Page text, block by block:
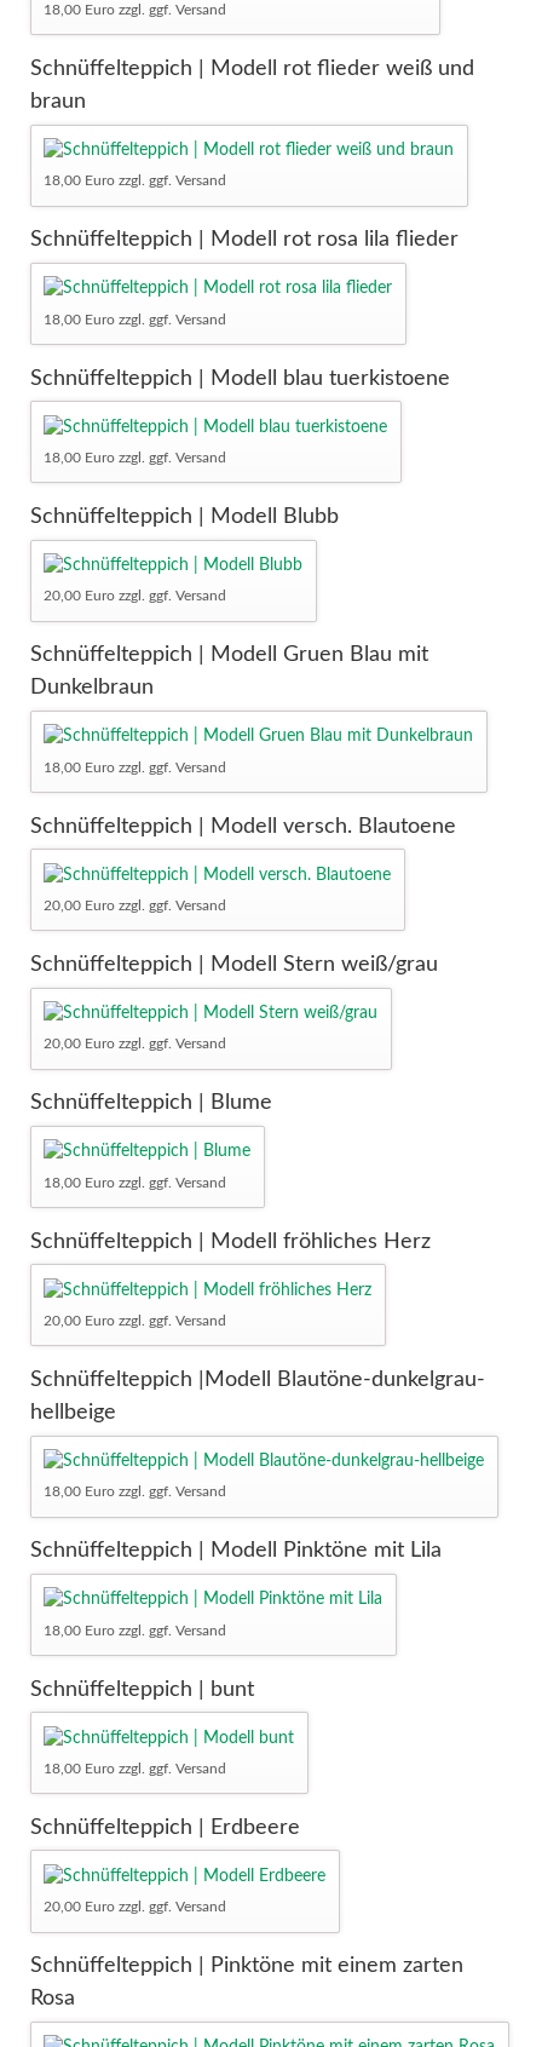
18,00 Euro zzgl. ggf. Versand
Schnüffelteppich | Modell rot flieder weiß und
braun
18,00 Euro zzgl. ggf. Versand
Schnüffelteppich | Modell rot rosa lila flieder
18,00 Euro zzgl. ggf. Versand
Schnüffelteppich | Modell blau tuerkistoene
18,00 Euro zzgl. ggf. Versand
Schnüffelteppich | Modell Blubb
20,00 Euro zzgl. ggf. Versand
Schnüffelteppich | Modell Gruen Blau mit
Dunkelbraun
18,00 Euro zzgl. ggf. Versand
Schnüffelteppich | Modell versch. Blautoene
20,00 Euro zzgl. ggf. Versand
Schnüffelteppich | Modell Stern weiß/grau
20,00 Euro zzgl. ggf. Versand
Schnüffelteppich | Blume
18,00 Euro zzgl. ggf. Versand
Schnüffelteppich | Modell fröhliches Herz
20,00 Euro zzgl. ggf. Versand
Schnüffelteppich |Modell Blautöne-dunkelgrau-
hellbeige
18,00 Euro zzgl. ggf. Versand
Schnüffelteppich | Modell Pinktöne mit Lila
18,00 Euro zzgl. ggf. Versand
Schnüffelteppich | bunt
18,00 Euro zzgl. ggf. Versand
Schnüffelteppich | Erdbeere
20,00 Euro zzgl. ggf. Versand
Schnüffelteppich | Pinktöne mit einem zarten
Rosa